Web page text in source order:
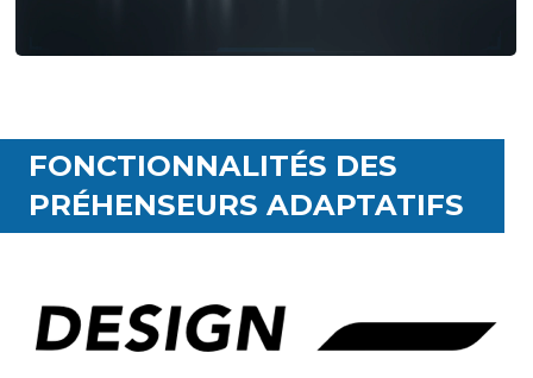
FONCTIONNALITÉS DES
PRÉHENSEURS ADAPTATIFS